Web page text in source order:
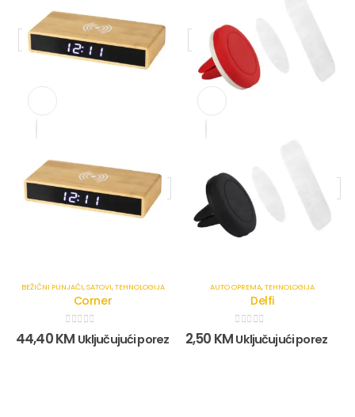
BEŽIČNI PUNJAČI,SATOVI,TEHNOLOGIJA
Corner
0 out of 5
44,40KM Uključujući porez
AUTO OPREMA,TEHNOLOGIJA
Delfi
0 out of 5
2,50 KM Uključujući porez